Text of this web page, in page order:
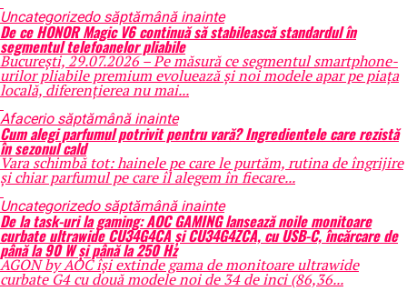
Uncategorizedo săptămână inainte
De ce HONOR Magic V6 continuă să stabilească standardul în
segmentul telefoanelor pliabile
București, 29.07.2026 – Pe măsură ce segmentul smartphone-
urilor pliabile premium evoluează și noi modele apar pe piața
locală, diferențierea nu mai...
Afacerio săptămână inainte
Cum alegi parfumul potrivit pentru vară? Ingredientele care rezistă
în sezonul cald
Vara schimbă tot: hainele pe care le purtăm, rutina de îngrijire
și chiar parfumul pe care îl alegem în fiecare...
Uncategorizedo săptămână inainte
De la task-uri la gaming: AOC GAMING lansează noile monitoare
curbate ultrawide CU34G4CA și CU34G4ZCA, cu USB-C, încărcare de
până la 90 W și până la 250 Hz
AGON by AOC își extinde gama de monitoare ultrawide
curbate G4 cu două modele noi de 34 de inci (86,36...